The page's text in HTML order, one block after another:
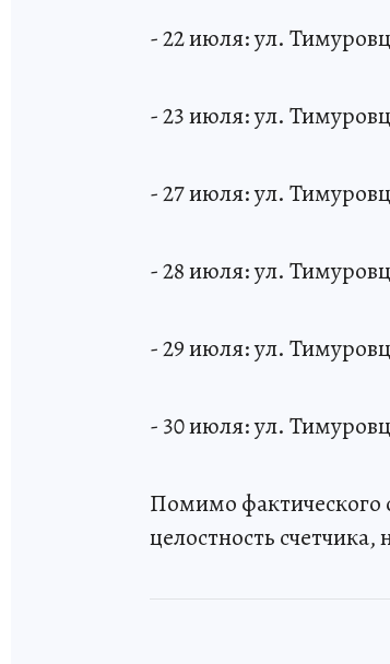
- 22 июля: ул.
- 23 июля: ул.
- 27 июля: ул.
- 28 июля: ул.
- 29 июля: ул.
- 30 июля: ул.
Помимо фактического
целостность